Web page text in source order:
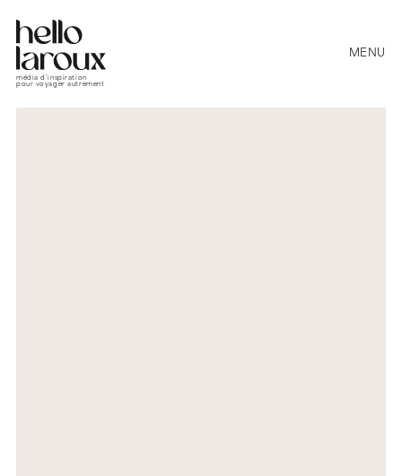
média d’inspiration
pour voyager autrement
MENU